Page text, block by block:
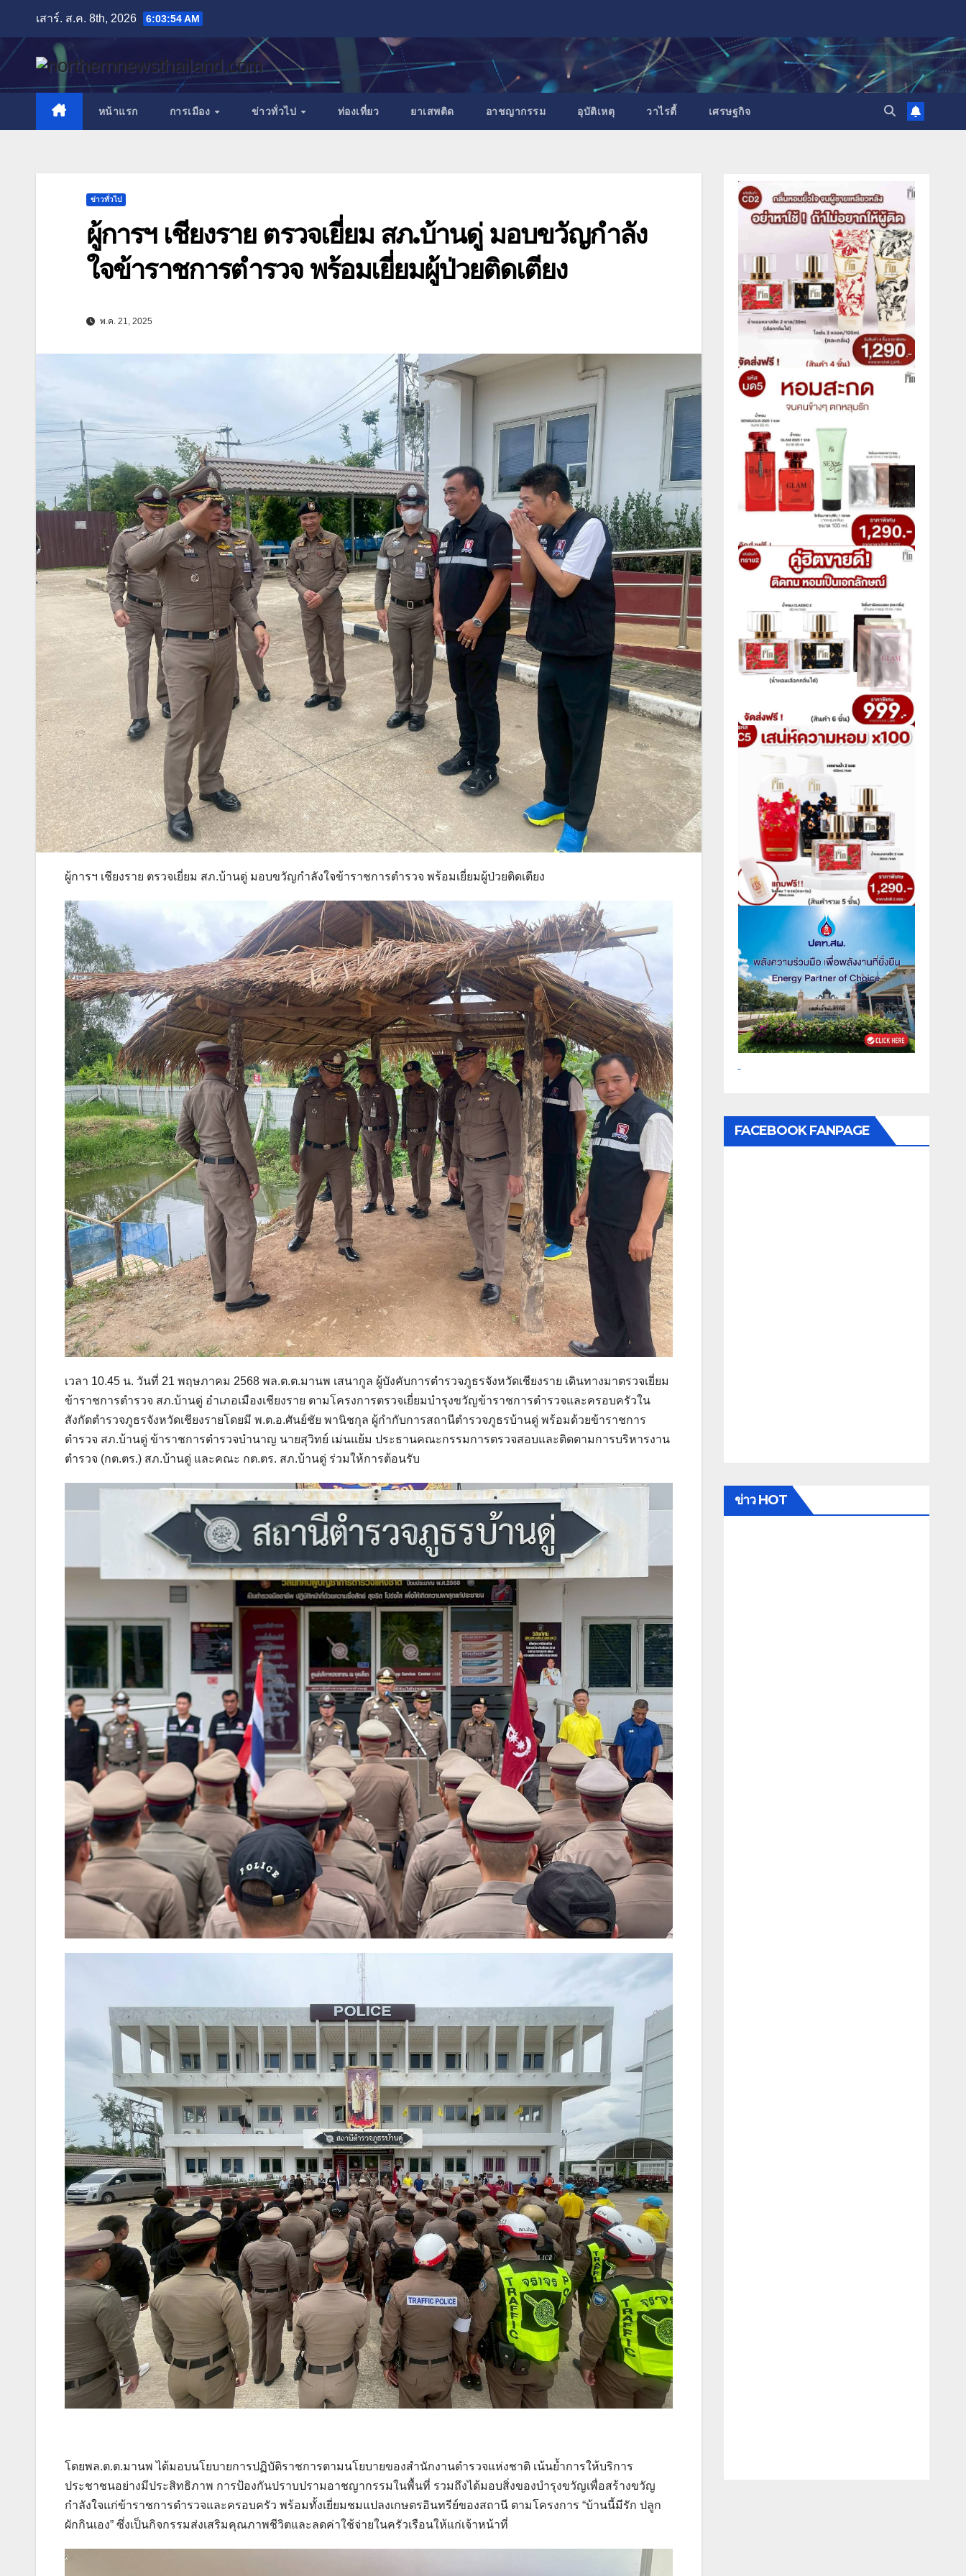
content
เสาร์. ส.ค. 8th, 2026 6:03:57 AM
หน้าแรก การเมือง ข่าวทั่วไป ท่องเที่ยว ยาเสพติด อาชญากรรม อุบัติเหตุ วาไรตี้ เศรษฐกิจ
ข่าวทั่วไป
ผู้การฯ เชียงราย ตรวจเยี่ยม สภ.บ้านดู่ มอบขวัญกำลัง
ใจข้าราชการตำรวจ พร้อมเยี่ยมผู้ป่วยติดเตียง
พ.ค. 21, 2025
ผู้การฯ เชียงราย ตรวจเยี่ยม สภ.บ้านดู่ มอบขวัญกำลังใจข้าราชการตำรวจ พร้อมเยี่ยมผู้ป่วยติดเตียง
เวลา 10.45 น. วันที่ 21 พฤษภาคม 2568 พล.ต.ต.มานพ เสนากูล ผู้บังคับการตำรวจภูธรจังหวัดเชียงราย เดินทางมาตรวจเยี่ยม
ข้าราชการตำรวจ สภ.บ้านดู่ อำเภอเมืองเชียงราย ตามโครงการตรวจเยี่ยมบำรุงขวัญข้าราชการตำรวจและครอบครัวใน
สังกัดตำรวจภูธรจังหวัดเชียงรายโดยมี พ.ต.อ.ศันย์ชัย พานิชกุล ผู้กำกับการสถานีตำรวจภูธรบ้านดู่ พร้อมด้วยข้าราชการ
ตำรวจ สภ.บ้านดู่ ข้าราชการตำรวจบำนาญ นายสุวิทย์ เม่นแย้ม ประธานคณะกรรมการตรวจสอบและติดตามการบริหารงาน
ตำรวจ (กต.ตร.) สภ.บ้านดู่ และคณะ กต.ตร. สภ.บ้านดู่ ร่วมให้การต้อนรับ
โดยพล.ต.ต.มานพ ได้มอบนโยบายการปฏิบัติราชการตามนโยบายของสำนักงานตำรวจแห่งชาติ เน้นย้ำการให้บริการ
ประชาชนอย่างมีประสิทธิภาพ การป้องกันปราบปรามอาชญากรรมในพื้นที่ รวมถึงได้มอบสิ่งของบำรุงขวัญเพื่อสร้างขวัญ
กำลังใจแก่ข้าราชการตำรวจและครอบครัว พร้อมทั้งเยี่ยมชมแปลงเกษตรอินทรีย์ของสถานี ตามโครงการ “บ้านนี้มีรัก ปลูก
ผักกินเอง” ซึ่งเป็นกิจกรรมส่งเสริมคุณภาพชีวิตและลดค่าใช้จ่ายในครัวเรือนให้แก่เจ้าหน้าที่
FACEBOOK FANPAGE
ข่าว HOT